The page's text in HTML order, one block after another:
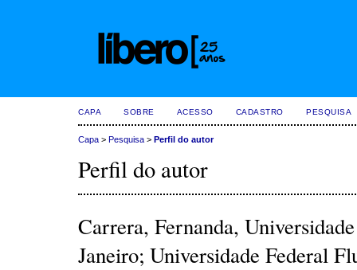
CAPA SOBRE ACESSO CADASTRO PESQUISA
Capa > Pesquisa > Perfil do autor
Perfil do autor
Carrera, Fernanda,
Janeiro; Universidade Federal